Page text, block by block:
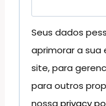
Seus dados
aprimorar a
site, para
para outros
nossa privacy